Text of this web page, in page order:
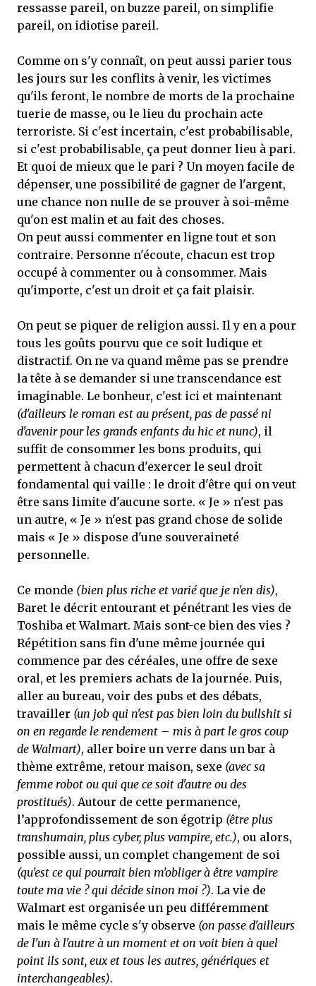
ressasse pareil, on buzze pareil, on simplifie
pareil, on idiotise pareil.
Comme on s'y connaît, on peut aussi parier tous
les jours sur les conflits à venir, les victimes
qu'ils feront, le nombre de morts de la prochaine
tuerie de masse, ou le lieu du prochain acte
terroriste. Si c'est incertain, c'est probabilisable,
si c'est probabilisable, ça peut donner lieu à pari.
Et quoi de mieux que le pari ? Un moyen facile de
dépenser, une possibilité de gagner de l'argent,
une chance non nulle de se prouver à soi-même
qu'on est malin et au fait des choses.
On peut aussi commenter en ligne tout et son
contraire. Personne n'écoute, chacun est trop
occupé à commenter ou à consommer. Mais
qu'importe, c'est un droit et ça fait plaisir.
On peut se piquer de religion aussi. Il y en a pour
tous les goûts pourvu que ce soit ludique et
distractif. On ne va quand même pas se prendre
la tête à se demander si une transcendance est
imaginable. Le bonheur, c'est ici et maintenant
(d'ailleurs le roman est au présent, pas de passé ni
d'avenir pour les grands enfants du hic et nunc), il
suffit de consommer les bons produits, qui
permettent à chacun d'exercer le seul droit
fondamental qui vaille : le droit d'être qui on veut
être sans limite d'aucune sorte. « Je » n'est pas
un autre, « Je » n'est pas grand chose de solide
mais « Je » dispose d'une souveraineté
personnelle.
Ce monde (bien plus riche et varié que je n'en dis),
Baret le décrit entourant et pénétrant les vies de
Toshiba et Walmart. Mais sont-ce bien des vies ?
Répétition sans fin d'une même journée qui
commence par des céréales, une offre de sexe
oral, et les premiers achats de la journée. Puis,
aller au bureau, voir des pubs et des débats,
travailler (un job qui n'est pas bien loin du bullshit si
on en regarde le rendement – mis à part le gros coup
de Walmart), aller boire un verre dans un bar à
thème extrême, retour maison, sexe (avec sa
femme robot ou qui que ce soit d'autre ou des
prostitués). Autour de cette permanence,
l’approfondissement de son égotrip (être plus
transhumain, plus cyber, plus vampire, etc.), ou alors,
possible aussi, un complet changement de soi
(qu'est ce qui pourrait bien m'obliger à être vampire
toute ma vie ? qui décide sinon moi ?). La vie de
Walmart est organisée un peu différemment
mais le même cycle s'y observe (on passe d'ailleurs
de l'un à l'autre à un moment et on voit bien à quel
point ils sont, eux et tous les autres, génériques et
interchangeables).